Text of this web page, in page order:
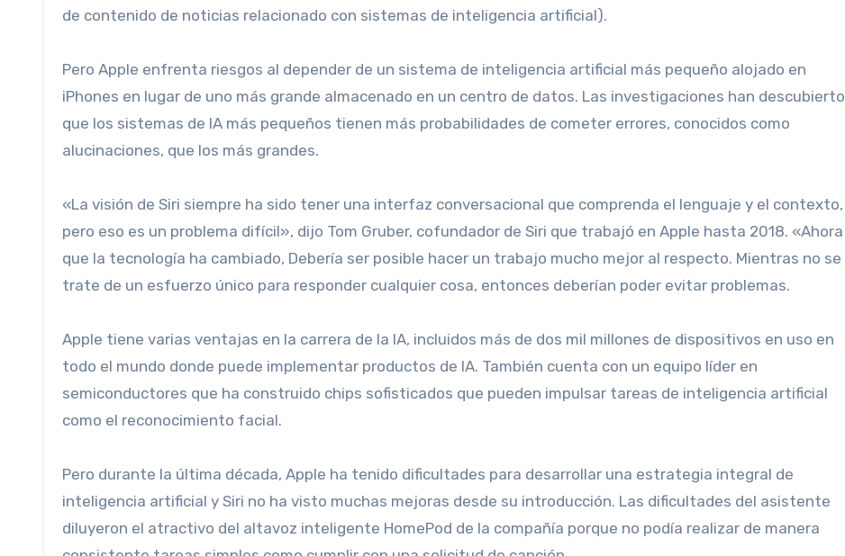
de contenido de noticias relacionado con sistemas de inteligencia artificial).
Pero Apple enfrenta riesgos al depender de un sistema de inteligencia artificial más pequeño alojado en
iPhones en lugar de uno más grande almacenado en un centro de datos. Las investigaciones han descubierto
que los sistemas de IA más pequeños tienen más probabilidades de cometer errores, conocidos como
alucinaciones, que los más grandes.
«La visión de Siri siempre ha sido tener una interfaz conversacional que comprenda el lenguaje y el contexto,
pero eso es un problema difícil», dijo Tom Gruber, cofundador de Siri que trabajó en Apple hasta 2018. «Ahora
que la tecnología ha cambiado, Debería ser posible hacer un trabajo mucho mejor al respecto. Mientras no se
trate de un esfuerzo único para responder cualquier cosa, entonces deberían poder evitar problemas.
Apple tiene varias ventajas en la carrera de la IA, incluidos más de dos mil millones de dispositivos en uso en
todo el mundo donde puede implementar productos de IA. También cuenta con un equipo líder en
semiconductores que ha construido chips sofisticados que pueden impulsar tareas de inteligencia artificial
como el reconocimiento facial.
Pero durante la última década, Apple ha tenido dificultades para desarrollar una estrategia integral de
inteligencia artificial y Siri no ha visto muchas mejoras desde su introducción. Las dificultades del asistente
diluyeron el atractivo del altavoz inteligente HomePod de la compañía porque no podía realizar de manera